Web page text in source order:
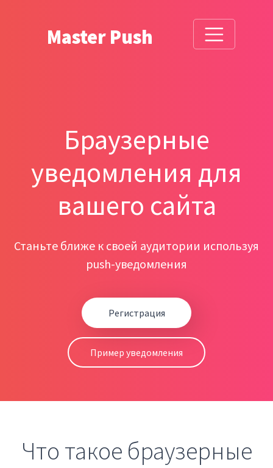
Master Push
Браузерные
уведомления для
вашего сайта
Станьте ближе к своей аудитории используя
push-уведомления
Регистрация
Пример уведомления
Что такое браузерные